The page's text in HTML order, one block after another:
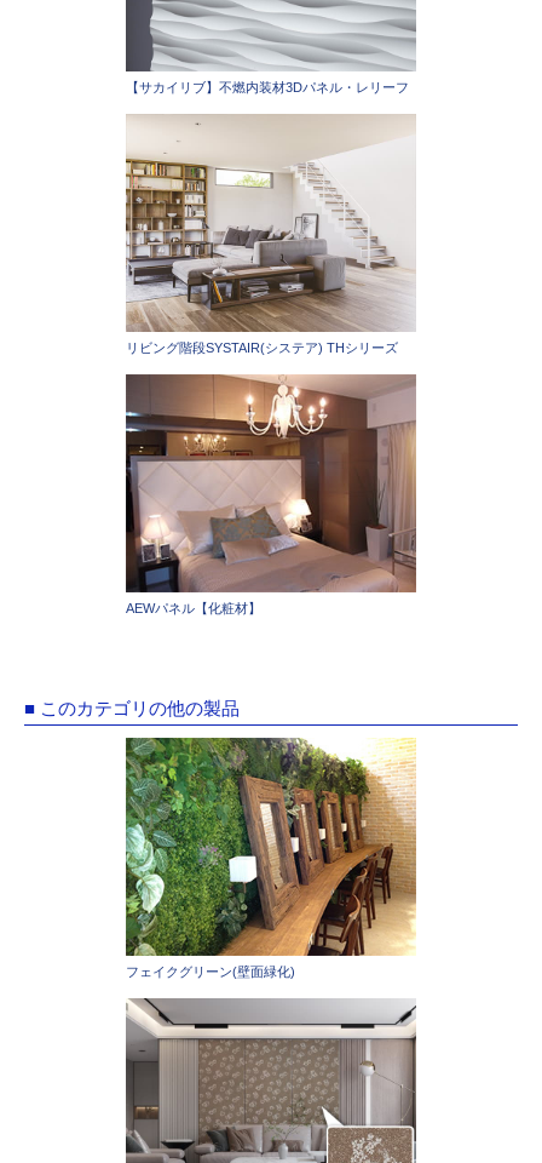
【サカイリブ】不燃内装材3Dパネル・レリーフ
リビング階段SYSTAIR(システア) THシリーズ
AEWパネル【化粧材】
■ このカテゴリの他の製品
フェイクグリーン(壁面緑化)